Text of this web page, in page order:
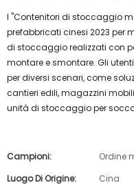
I "Contenitori di stoccaggio
prefabbricati cinesi 2023 per
di stoccaggio realizzati con
montare e smontare. Gli
per diversi scenari, come
cantieri edili, magazzini
unità di stoccaggio per
Campioni:
Ordine
Luogo Di Origine:
Cina